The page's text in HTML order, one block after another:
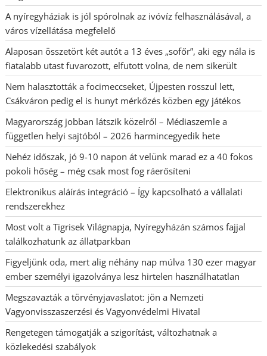
A nyíregyháziak is jól spórolnak az ivóvíz felhasználásával, a
város vízellátása megfelelő
Alaposan összetört két autót a 13 éves „sofőr”, aki egy nála is
fiatalabb utast fuvarozott, elfutott volna, de nem sikerült
Nem halasztották a focimeccseket, Újpesten rosszul lett,
Csákváron pedig el is hunyt mérkőzés közben egy játékos
Magyarország jobban látszik közelről – Médiaszemle a
független helyi sajtóból – 2026 harmincegyedik hete
Nehéz időszak, jó 9-10 napon át velünk marad ez a 40 fokos
pokoli hőség – még csak most fog ráerősíteni
Elektronikus aláírás integráció – Így kapcsolható a vállalati
rendszerekhez
Most volt a Tigrisek Világnapja, Nyíregyházán számos fajjal
találkozhatunk az állatparkban
Figyeljünk oda, mert alig néhány nap múlva 130 ezer magyar
ember személyi igazolványa lesz hirtelen használhatatlan
Megszavazták a törvényjavaslatot: jön a Nemzeti
Vagyonvisszaszerzési és Vagyonvédelmi Hivatal
Rengetegen támogatják a szigorítást, változhatnak a
közlekedési szabályok